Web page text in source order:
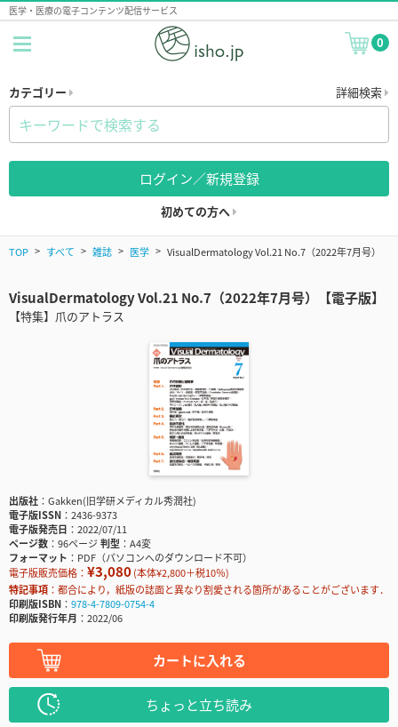
医学・医療の電子コンテンツ配信サービス
0
カテゴリー 詳細検索
ログイン／新規登録
初めての方へ
TOP すべて 雑誌 医学 VisualDermatology Vol.21 No.7（2022年7月号）
VisualDermatology Vol.21 No.7（2022年7月号）【電子版】
【特集】爪のアトラス
出版社
Gakken(旧学研メディカル秀潤社)
電子版ISSN
2436-9373
電子版発売日
2022/07/11
ページ数
96ページ判型
A4変
フォーマット
PDF（パソコンへのダウンロード不可）
電子版販売価格： ¥3,080(本体¥2,800＋税10％)
特記事項
都合により，紙版の誌面と異なり割愛される箇所があることがございます．
印刷版ISBN
978-4-7809-0754-4
印刷版発行年月
2022/06
カートに入れる
ちょっと立ち読み